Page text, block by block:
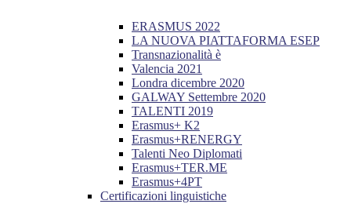
ERASMUS 2022
LA NUOVA PIATTAFORMA ESEP
Transnazionalità è
Valencia 2021
Londra dicembre 2020
GALWAY Settembre 2020
TALENTI 2019
Erasmus+ K2
Erasmus+RENERGY
Talenti Neo Diplomati
Erasmus+TER.ME
Erasmus+4PT
Certificazioni linguistiche